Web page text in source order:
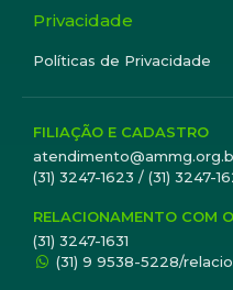
Privacidade
Políticas de Privacidade
FILIAÇÃO E CADASTRO
(31) 3247-1623 / (31) 3247-
RELACIONAMENTO COM
(31) 3247-1631
(31) 9 9538-5228/